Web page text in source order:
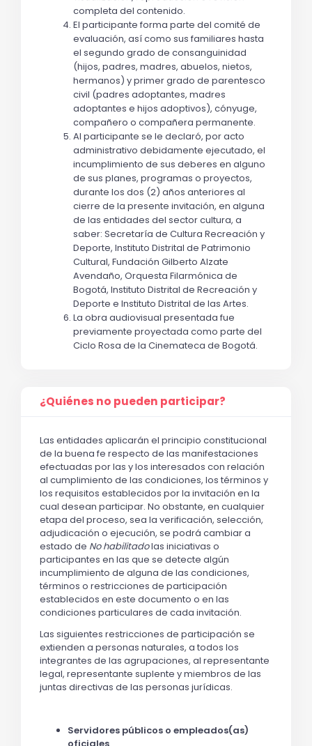
completa del contenido.
El participante forma parte del comité de
evaluación, así como sus familiares hasta
el segundo grado de consanguinidad
(hijos, padres, madres, abuelos, nietos,
hermanos) y primer grado de parentesco
civil (padres adoptantes, madres
adoptantes e hijos adoptivos), cónyuge,
compañero o compañera permanente.
Al participante se le declaró, por acto
administrativo debidamente ejecutado, el
incumplimiento de sus deberes en alguno
de sus planes, programas o proyectos,
durante los dos (2) años anteriores al
cierre de la presente invitación, en alguna
de las entidades del sector cultura, a
saber: Secretaría de Cultura Recreación y
Deporte, Instituto Distrital de Patrimonio
Cultural, Fundación Gilberto Alzate
Avendaño, Orquesta Filarmónica de
Bogotá, Instituto Distrital de Recreación y
Deporte e Instituto Distrital de las Artes.
La obra audiovisual presentada fue
previamente proyectada como parte del
Ciclo Rosa de la Cinemateca de Bogotá.
¿Quiénes no pueden participar?
Las entidades aplicarán el principio constitucional
de la buena fe respecto de las manifestaciones
efectuadas por las y los interesados con relación
al cumplimiento de las condiciones, los términos y
los requisitos establecidos por la invitación en la
cual desean participar. No obstante, en cualquier
etapa del proceso, sea la verificación, selección,
adjudicación o ejecución, se podrá cambiar a
estado de No habilitadolas iniciativas o
participantes en las que se detecte algún
incumplimiento de alguna de las condiciones,
términos o restricciones de participación
establecidos en este documento o en las
condiciones particulares de cada invitación.
Las siguientes restricciones de participación se
extienden a personas naturales, a todos los
integrantes de las agrupaciones, al representante
legal, representante suplente y miembros de las
juntas directivas de las personas jurídicas.
Servidores públicos o empleados(as)